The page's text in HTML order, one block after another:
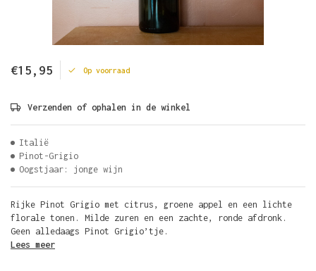
€15,95 Op voorraad
Verzenden of ophalen in de winkel
Italië
Pinot-Grigio
Oogstjaar: jonge wijn
Rijke Pinot Grigio met citrus, groene appel en een lichte
florale tonen. Milde zuren en een zachte, ronde afdronk.
Geen alledaags Pinot Grigio’tje.
Lees meer